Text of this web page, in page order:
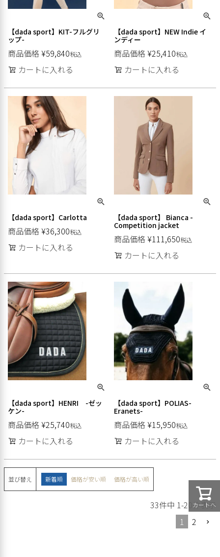
【dada sport】KIT-フルグリ
ップ-
商品価格 ¥59,840税込
カートに入れる
【dada sport】NEW Indie イ
ンディー
商品価格 ¥25,410税込
カートに入れる
【dada sport】Carlotta
商品価格 ¥36,300税込
カートに入れる
【dada sport】 Bianca -
Competition jacket
商品価格 ¥111,650税込
カートに入れる
【dada sport】HENRI -ゼッ
ケン-
商品価格 ¥25,740税込
カートに入れる
【dada sport】POLIAS-
Eranets-
商品価格 ¥15,950税込
カートに入れる
並び替え 新着順 価格が安い順 価格が高い順
33件中 1-20 件表示
1
2
カートへ